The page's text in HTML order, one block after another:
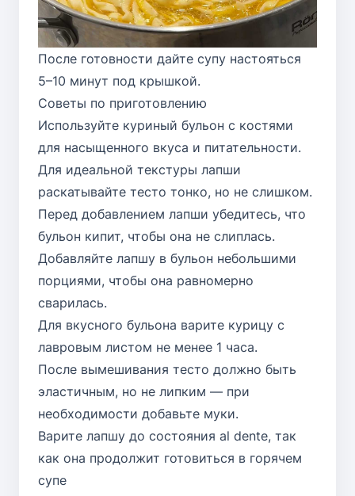
После готовности дайте супу настояться
5–10 минут под крышкой.
Советы по приготовлению
Используйте куриный бульон с костями
для насыщенного вкуса и питательности.
Для идеальной текстуры лапши
раскатывайте тесто тонко, но не слишком.
Перед добавлением лапши убедитесь, что
бульон кипит, чтобы она не слиплась.
Добавляйте лапшу в бульон небольшими
порциями, чтобы она равномерно
сварилась.
Для вкусного бульона варите курицу с
лавровым листом не менее 1 часа.
После вымешивания тесто должно быть
эластичным, но не липким — при
необходимости добавьте муки.
Варите лапшу до состояния al dente, так
как она продолжит готовиться в горячем
супе